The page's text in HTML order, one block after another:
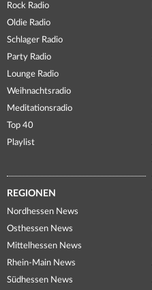
Rock Radio
Oldie Radio
Schlager Radio
Party Radio
Lounge Radio
Weihnachtsradio
Meditationsradio
Top 40
Playlist
REGIONEN
Nordhessen News
Osthessen News
Mittelhessen News
Rhein-Main News
Südhessen News